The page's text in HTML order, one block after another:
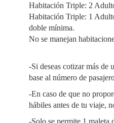
Habitación Triple: 2
Habitación Triple: 1
doble mínima.
No se manejan
-Si deseas cotizar más de
base al número de
-En caso de que no
hábiles antes de tu viaje,
-Solo se permite 1 maleta